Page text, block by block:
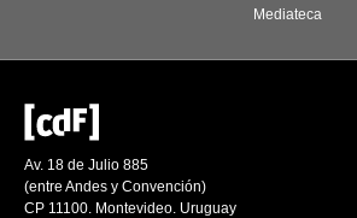
Mediateca
Av. 18 de Julio 885
(entre Andes y Convención)
CP 11100. Montevideo. Uruguay